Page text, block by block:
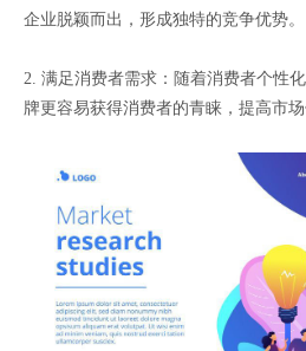
企业脱颖而出，形成独特的竞争优势。
2. 满足消费者需求：随着消费者个性
牌更容易获得消费者的青睐，提高市场